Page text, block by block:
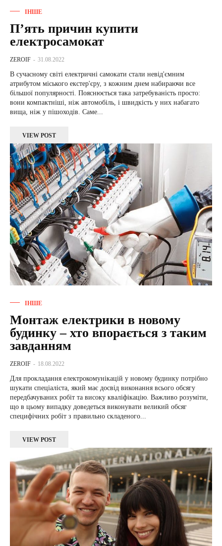
ІНШЕ
П’ять причин купити
електросамокат
ZEROIF - 31.08.2022
В сучасному світі електричні самокати стали невід'ємним
атрибутом міського екстер'єру, з кожним днем ​​набираючи все
більшої популярності. Пояснюється така затребуваність просто:
вони компактніші, ніж автомобіль, і швидкість у них набагато
вища, ніж у пішоходів. Саме...
VIEW POST
ІНШЕ
Монтаж електрики в новому
будинку – хто впорається з таким
завданням
ZEROIF - 18.08.2022
Для прокладання електрокомунікацій у новому будинку потрібно
шукати спеціаліста, який має досвід виконання всього обсягу
передбачуваних робіт та високу кваліфікацію. Важливо розуміти,
що в цьому випадку доведеться виконувати великий обсяг
специфічних робіт з правильно складеного...
VIEW POST